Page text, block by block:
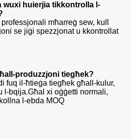
wuxi huierjia tikkontrolla l-
mħarreġ sew, kull
se jiġi spezzjonat u kkontrollat
produzzjoni tiegħek?
fuq il-ħtieġa tiegħek għall-kulur,
l-bqija.Għal xi oġġetti normali,
l-ebda MOQ